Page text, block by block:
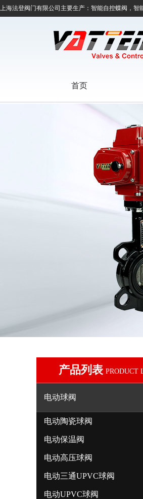
上海法登阀门有限公司主要生产：智能自控蝶阀，
首页
产品列表 PRODUCT
电动球阀
电动陶瓷球阀
电动保温阀
电动高压球阀
电动三通UPVC球阀
电动UPVC球阀